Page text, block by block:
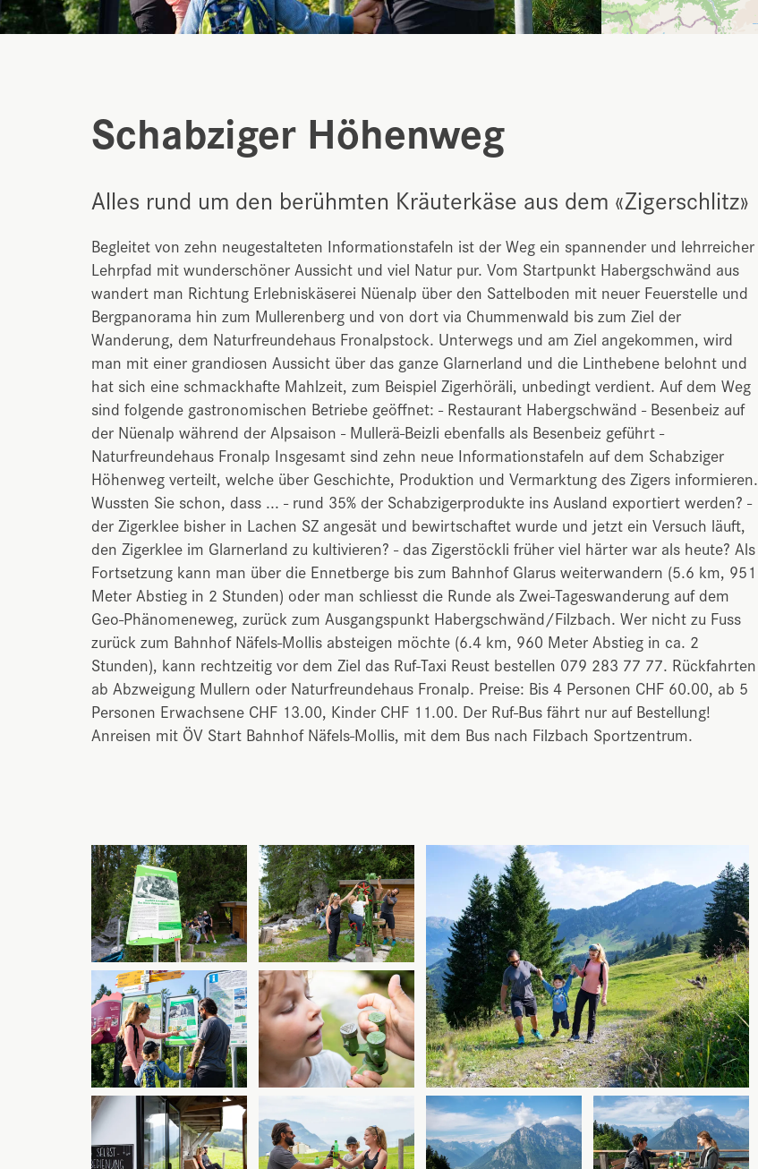
Schabziger Höhenweg
Alles rund um den berühmten Kräuterkäse aus dem «Zigerschlitz»
Begleitet von zehn neugestalteten Informationstafeln ist der Weg ein spannender und lehrreicher
Lehrpfad mit wunderschöner Aussicht und viel Natur pur. Vom Startpunkt Habergschwänd aus
wandert man Richtung Erlebniskäserei Nüenalp über den Sattelboden mit neuer Feuerstelle und
Bergpanorama hin zum Mullerenberg und von dort via Chummenwald bis zum Ziel der
Wanderung, dem Naturfreundehaus Fronalpstock. Unterwegs und am Ziel angekommen, wird
man mit einer grandiosen Aussicht über das ganze Glarnerland und die Linthebene belohnt und
hat sich eine schmackhafte Mahlzeit, zum Beispiel Zigerhöräli, unbedingt verdient. Auf dem Weg
sind folgende gastronomischen Betriebe geöffnet: - Restaurant Habergschwänd - Besenbeiz auf
der Nüenalp während der Alpsaison - Mullerä-Beizli ebenfalls als Besenbeiz geführt -
Naturfreundehaus Fronalp Insgesamt sind zehn neue Informationstafeln auf dem Schabziger
Höhenweg verteilt, welche über Geschichte, Produktion und Vermarktung des Zigers informieren.
Wussten Sie schon, dass ... - rund 35% der Schabzigerprodukte ins Ausland exportiert werden? -
der Zigerklee bisher in Lachen SZ angesät und bewirtschaftet wurde und jetzt ein Versuch läuft,
den Zigerklee im Glarnerland zu kultivieren? - das Zigerstöckli früher viel härter war als heute? Als
Fortsetzung kann man über die Ennetberge bis zum Bahnhof Glarus weiterwandern (5.6 km, 951
Meter Abstieg in 2 Stunden) oder man schliesst die Runde als Zwei-Tageswanderung auf dem
Geo-Phänomeneweg, zurück zum Ausgangspunkt Habergschwänd/Filzbach. Wer nicht zu Fuss
zurück zum Bahnhof Näfels-Mollis absteigen möchte (6.4 km, 960 Meter Abstieg in ca. 2
Stunden), kann rechtzeitig vor dem Ziel das Ruf-Taxi Reust bestellen 079 283 77 77. Rückfahrten
ab Abzweigung Mullern oder Naturfreundehaus Fronalp. Preise: Bis 4 Personen CHF 60.00, ab 5
Personen Erwachsene CHF 13.00, Kinder CHF 11.00. Der Ruf-Bus fährt nur auf Bestellung!
Anreisen mit ÖV Start Bahnhof Näfels-Mollis, mit dem Bus nach Filzbach Sportzentrum.